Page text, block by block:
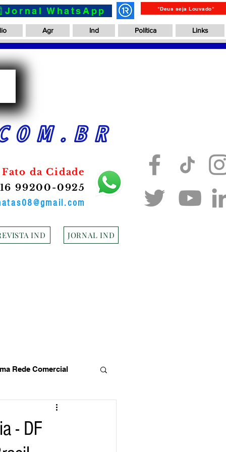
WhatsApp "Deus seja Louvado"
Agr Ind Política Links
da Cidade
16 99200-0925
IND JORNAL IND
Rede Comercial
Empresa Brasileira
Transportes
- DF